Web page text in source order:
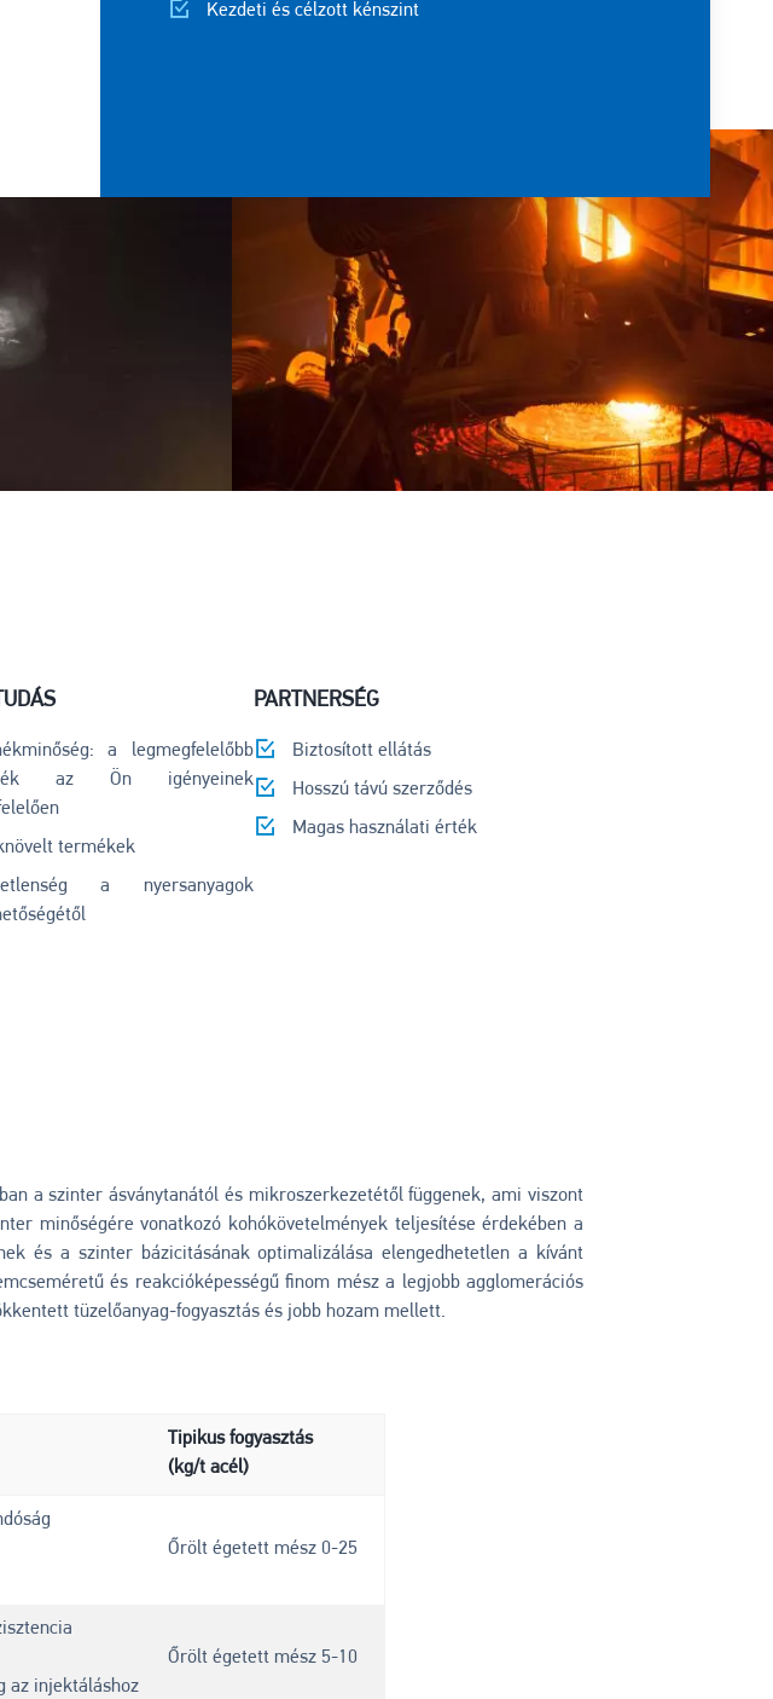
Kezdeti és célzott kénszint
a legmegfelelőbb
az Ön igényeinek
termékek
a nyersanyagok
PARTNERSÉG
Biztosított ellátás
Hosszú távú szerződés
Magas használati érték
a szinter ásványtanától és mikroszerkezetétől függenek, ami viszont
minőségére vonatkozó kohókövetelmények teljesítése érdekében a
és a szinter bázicitásának optimalizálása elengedhetetlen a kívánt
és reakcióképességű finom mész a legjobb agglomerációs
tüzelőanyag-fogyasztás és jobb hozam mellett.
Tipikus fogyasztás
(kg/t acél)
Őrölt égetett mész 0-25
az injektáláshoz
Őrölt égetett mész 5-10